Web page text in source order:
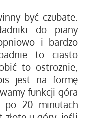
być czubate.
do piany
i bardzo
to ciasto
to ostrożnie,
jest na formę
funkcji góra
po 20 minutach